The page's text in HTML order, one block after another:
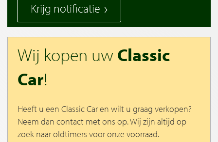
Krijg notificatie
Wij kopen uwClassic
Car!
Heeft u een Classic Car en wilt u graag verkopen?
Neem dan contact met ons op. Wij zijn altijd op
zoek naar oldtimers voor onze voorraad.